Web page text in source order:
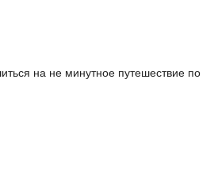
на не минутное путешествие по